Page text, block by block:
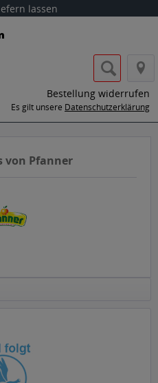
lassen
Bestellung widerrufen
Es gilt unsere Datenschutzerklärung
von Pfanner